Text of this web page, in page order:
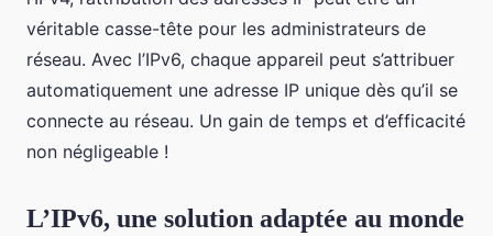
véritable casse-tête pour les administrateurs de
réseau. Avec l’IPv6, chaque appareil peut s’attribuer
automatiquement une adresse IP unique dès qu’il se
connecte au réseau. Un gain de temps et d’efficacité
non négligeable !
L’IPv6, une solution adaptée au monde